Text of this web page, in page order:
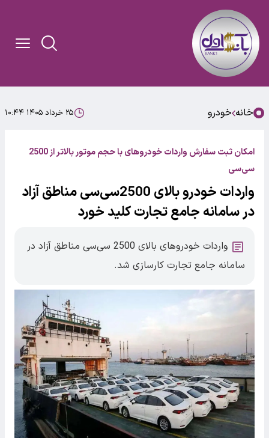
خانه خودرو ۲۵ خرداد ۱۴۰۵ ۱۰:۴۴
امکان ثبت سفارش واردات خودروهای با حجم موتور بالاتر از 2500
سی‌سی
واردات خودرو بالای 2500سی‌سی مناطق آزاد
در سامانه جامع تجارت کلید خورد
واردات خودروهای بالای 2500 سی‌سی مناطق آزاد در
سامانه جامع تجارت کارسازی شد.